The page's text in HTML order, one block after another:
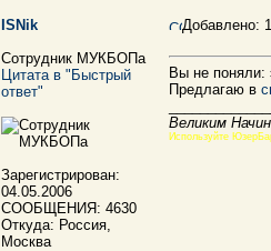
ISNik
Сотрудник МУКБОПа
Цитата в "Быстрый
ответ"
Зарегистрирован:
04.05.2006
СООБЩЕНИЯ: 4630
Откуда: Россия,
Москва
Добавлено: 1
Вы не
Предлагаю в
Великим
Используйте